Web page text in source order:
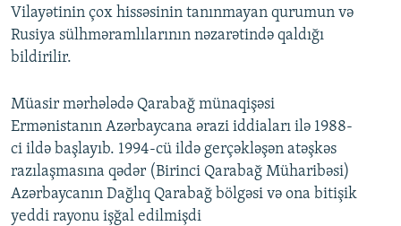
Vilayətinin çox hissəsinin tanınmayan qurumun və
Rusiya sülhməramlılarının nəzarətində qaldığı
bildirilir.
Müasir mərhələdə Qarabağ münaqişəsi
Ermənistanın Azərbaycana ərazi iddiaları ilə 1988-
ci ildə başlayıb. 1994-cü ildə gerçəkləşən atəşkəs
razılaşmasına qədər (Birinci Qarabağ Müharibəsi)
Azərbaycanın Dağlıq Qarabağ bölgəsi və ona bitişik
yeddi rayonu işğal edilmişdi